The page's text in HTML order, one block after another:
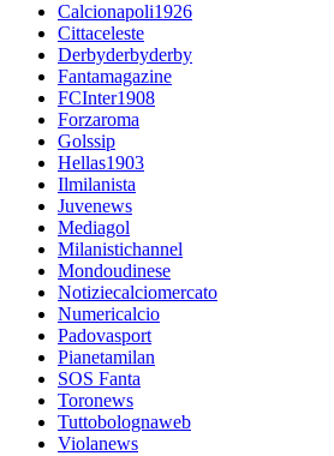
Calcionapoli1926
Cittaceleste
Derbyderbyderby
Fantamagazine
FCInter1908
Forzaroma
Golssip
Hellas1903
Ilmilanista
Juvenews
Mediagol
Milanistichannel
Mondoudinese
Notiziecalciomercato
Numericalcio
Padovasport
Pianetamilan
SOS Fanta
Toronews
Tuttobolognaweb
Violanews